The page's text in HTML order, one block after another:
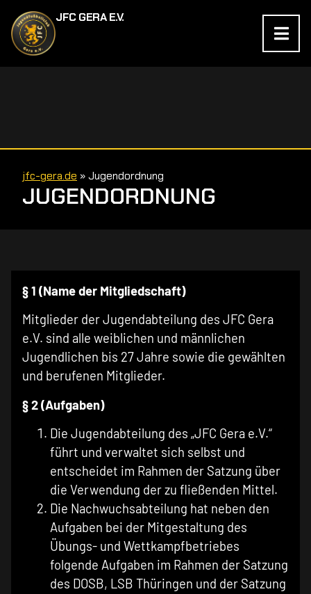
JFC GERA E.V.
jfc-gera.de »Jugendordnung
JUGENDORDNUNG
§ 1 (Name der Mitgliedschaft)
Mitglieder der Jugendabteilung des JFC Gera
e.V. sind alle weiblichen und männlichen
Jugendlichen bis 27 Jahre sowie die gewählten
und berufenen Mitglieder.
§ 2 (Aufgaben)
Die Jugendabteilung des „JFC Gera e.V.“
führt und verwaltet sich selbst und
entscheidet im Rahmen der Satzung über
die Verwendung der zu fließenden Mittel.
Die Nachwuchsabteilung hat neben den
Aufgaben bei der Mitgestaltung des
Übungs- und Wettkampfbetriebes
folgende Aufgaben im Rahmen der Satzung
des DOSB, LSB Thüringen und der Satzung